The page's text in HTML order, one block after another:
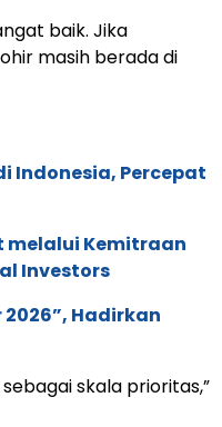
baik. Jika
masih berada di
di Indonesia, Percepat
melalui Kemitraan
Investors
2026”, Hadirkan
skala prioritas,”